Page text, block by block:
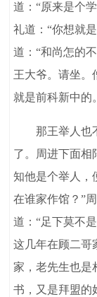
道：“原来是个
礼道：“你想就
道：“和尚怎的
王大爷。请坐。
就是前科新中的
那王举人也不
了。周进下面相
知他是个举人，
在谁家作馆？”
道：“足下莫不
这几年在顾二哥
家，老先生也是
书，又是拜盟的